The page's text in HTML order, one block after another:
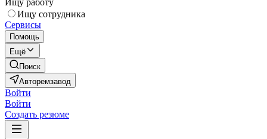
Ищу работу
Ищу сотрудника
Сервисы
Помощь
Ещё
Поиск
Авторемзавод
Войти
Войти
Создать резюме